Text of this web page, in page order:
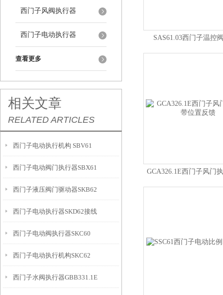
西门子风阀执行器
西门子电动执行器
查看更多
相关文章
RELATED ARTICLES
西门子电动执行机构 SBV61
西门子电动阀门执行器SBX61
西门子液压阀门驱动器SKB62
西门子电动执行器SKD62接线
西门子电动阀执行器SKC60
西门子电动执行机构SKC62
西门子水阀执行器GBB331.1E
SAS61.03西门子温控
GCA326.1E西门子风门
置反馈